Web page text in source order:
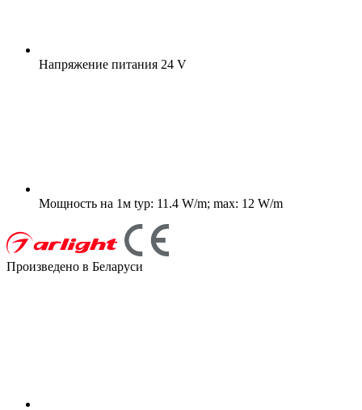
Напряжение питания 24 V
Мощность на 1м typ: 11.4 W/m; max: 12 W/m
Произведено в Беларуси